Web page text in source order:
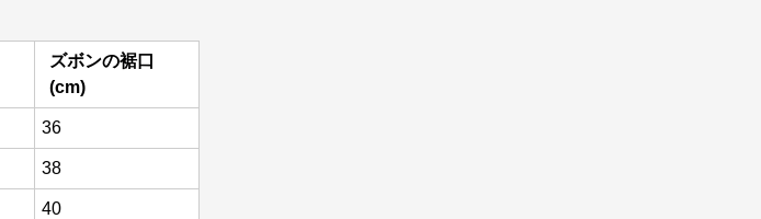
ズボンの裾口
(cm)
36
38
40